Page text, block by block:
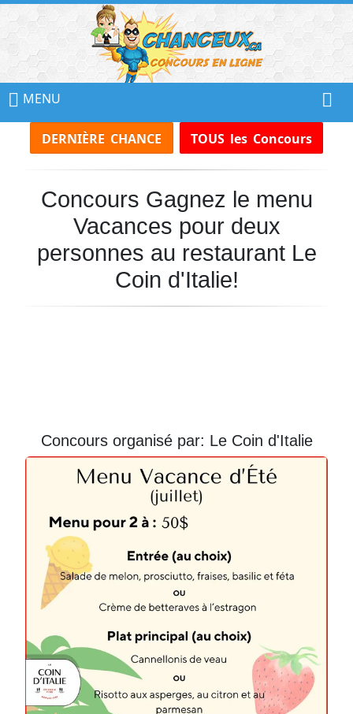
MENU
DERNIÈRE CHANCE TOUS les Concours
Concours Gagnez le menu
Vacances pour deux
personnes au restaurant Le
Coin d'Italie!
Concours organisé par: Le Coin d'Italie
📢
Ne
Manquez
Aucun
Concours!
Inscrivez-
notre
infolettre
Courriel
JE
M'INSCRIS!